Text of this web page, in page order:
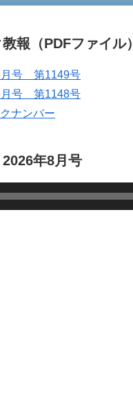
報（PDFファイル）
月号 第1149号
月号 第1148号
ナンバー
2026年8月号